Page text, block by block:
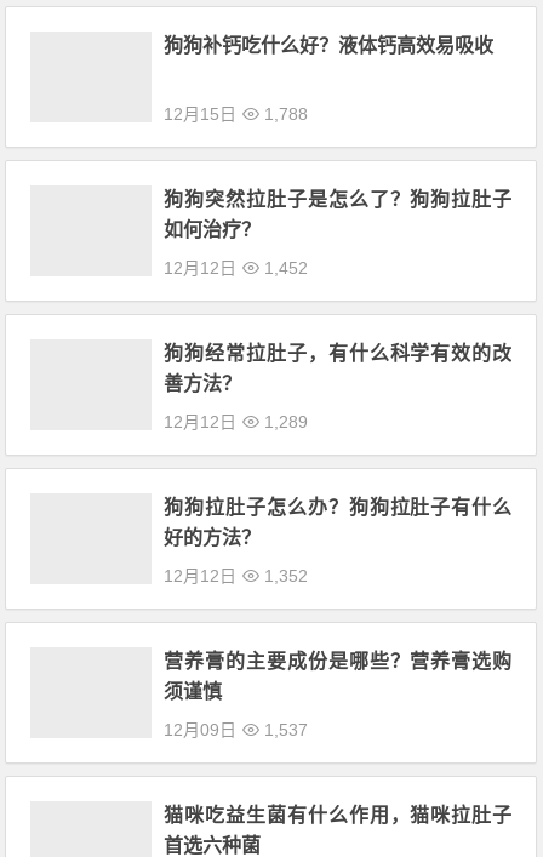
狗狗补钙吃什么好？液体钙高效易吸收
12月15日 1,788
狗狗突然拉肚子是怎么了？狗狗拉肚子
如何治疗？
12月12日 1,452
狗狗经常拉肚子，有什么科学有效的改
善方法？
12月12日 1,289
狗狗拉肚子怎么办？狗狗拉肚子有什么
好的方法？
12月12日 1,352
营养膏的主要成份是哪些？营养膏选购
须谨慎
12月09日 1,537
猫咪吃益生菌有什么作用，猫咪拉肚子
首选六种菌